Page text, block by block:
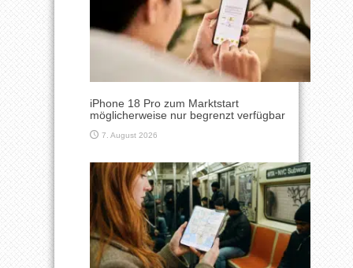
iPhone 18 Pro zum Marktstart
möglicherweise nur begrenzt verfügbar
7. August 2026